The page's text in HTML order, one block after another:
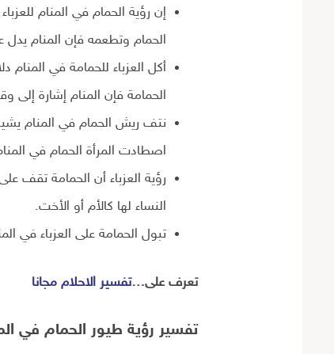
إن رؤية الحمام في المنام
الحمام وتطعمه فإن المنام
أكل العزباء للحمامة في المنام
الحمامة فإن المنام إشارة إلى
نتف ريش الحمام في المنام يشير
اصطادت المرأة الحمام في
رؤية العزباء أن الحمامة تقف
النساء لها كالأم أو الأخت.
تبول الحمامة على العزباء في
تعرف على…تفسير الاحلام مجانا
تفسير رؤية طيور الحمام في